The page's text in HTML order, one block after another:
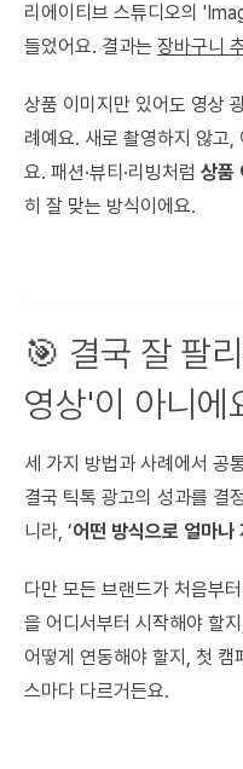
리에이티브 스튜디오의
들었어요. 결과는 장바구니
상품 이미지만 있어도 영상
례예요. 새로 촬영하지 않고
요. 패션·뷰티·리빙처럼 상품
히 잘 맞는 방식이에요.
🎯 결국 잘 팔
영상'이 아니에
세 가지 방법과 사례에서 공
결국 틱톡 광고의 성과를 결
니라, ‘어떤 방식으로 얼마나
다만 모든 브랜드가 처음부
을 어디서부터 시작해야 할
어떻게 연동해야 할지, 첫 캠
스마다 다르거든요.